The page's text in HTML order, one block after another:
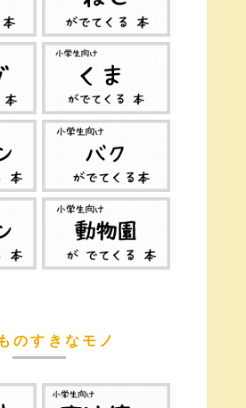
のすきなモノ